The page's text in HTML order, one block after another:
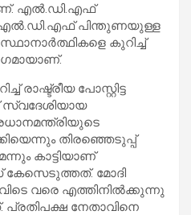
എല്‍.ഡി.എഫ്
പിന്തുണയുള്ള
കുറിച്ച്
രാഷ്ട്രീയ പോസ്റ്റിട്ട
തിരഞ്ഞെടുപ്പ്
കാട്ടിയാണ്
കേസെടുത്തത്. മോദി
വരെ എത്തിനില്‍ക്കുന്നു
പ്രതിപക്ഷ നേതാവിനെ